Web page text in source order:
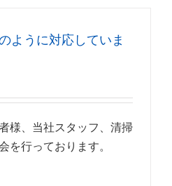
ように対応していま
様、当社スタッフ、清掃
を行っております。